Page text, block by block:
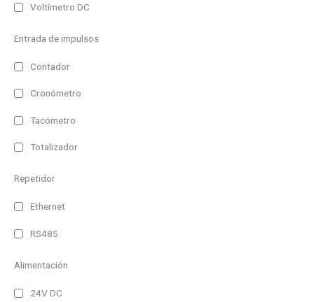
Repetidor WiFi
Interior
Tipo
1 Linea
Multilinea
Matricial
230V AC
230V AC/DC
Voltímetro DC
Entrada de impulsos
Contador
Cronómetro
Tacómetro
Totalizador
Repetidor
Ethernet
RS485
Alimentación
24V DC